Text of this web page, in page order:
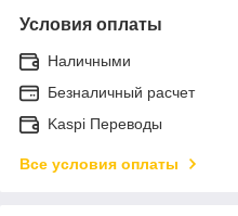
Условия оплаты
Наличными
Безналичный расчет
Kaspi Переводы
Все условия оплаты